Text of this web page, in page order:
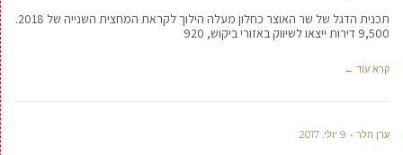
תכנית הדגל של שר האוצר כחלון מעלה הילוך לקראת המחצית השנייה של 2018.
9,500 דירות ייצאו לשיווק באזורי ביקוש, 920
קרא עוד ←
ערן הלר 9 יולי, 2017